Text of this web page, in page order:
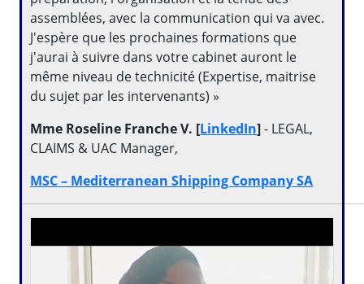
assemblées, avec la communication qui va avec.
J'espère que les prochaines formations que
j'aurai à suivre dans votre cabinet auront le
même niveau de technicité (Expertise, maitrise
du sujet par les intervenants) »
Mme Roseline Franche V. [LinkedIn]- LEGAL,
CLAIMS & UAC Manager,
MSC – Mediterranean Shipping Company SA